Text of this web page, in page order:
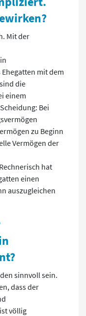
Mit der
mit dem
die
einem
Bei
zu Beginn
Vermögen der
hat
einen
auszugleichen
sinnvoll sein.
dass der
völlig